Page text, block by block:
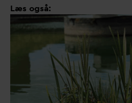
Læs også: